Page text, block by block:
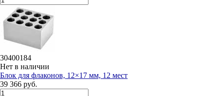
30400184
Нет в наличии
Блок для флаконов, 12×17 мм, 12 мест
39 366 руб.